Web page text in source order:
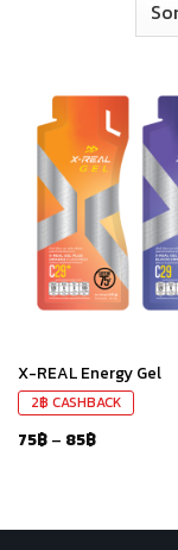
X-REAL Energy Gel
2฿ CASHBACK
75฿– 85฿